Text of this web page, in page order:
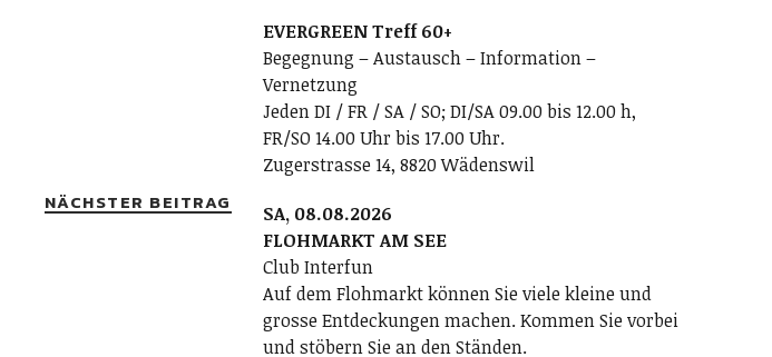
NÄCHSTER BEITRAG
EVERGREEN Treff 60+
Begegnung – Austausch – Information –
Vernetzung
Jeden DI / FR / SA / SO; DI/SA 09.00 bis 12.00 h,
FR/SO 14.00 Uhr bis 17.00 Uhr.
Zugerstrasse 14, 8820 Wädenswil
SA, 08.08.2026
FLOHMARKT AM SEE
Club Interfun
Auf dem Flohmarkt können Sie viele kleine und
grosse Entdeckungen machen. Kommen Sie vorbei
und stöbern Sie an den Ständen.